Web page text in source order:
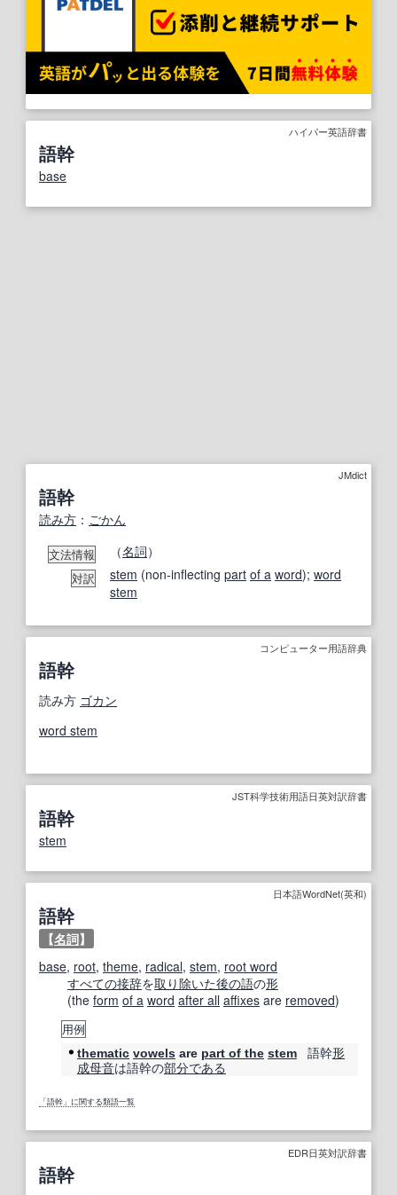
ハイパー英語辞書
語幹
base
JMdict
語幹
読み方 ： ごかん
文法情報 （名詞）
対訳 stem (non-inflecting part of a word); word
stem
コンピューター用語辞典
語幹
読み方 ゴカン
word stem
JST科学技術用語日英対訳辞書
語幹
stem
日本語WordNet(英和)
語幹
【名詞】
base, root, theme, radical, stem, root word
すべての接辞を取り除いた後の語の形
(the form of a word after all affixes are removed)
用例
thematic vowels are part of the stem 語幹形
成母音は語幹の部分である
「語幹」に関する類語一覧
EDR日英対訳辞書
語幹